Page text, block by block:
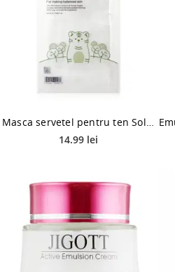
Masca servetel pentru ten Solution Calming Cica, 25ml, Tenzero
14.99 lei